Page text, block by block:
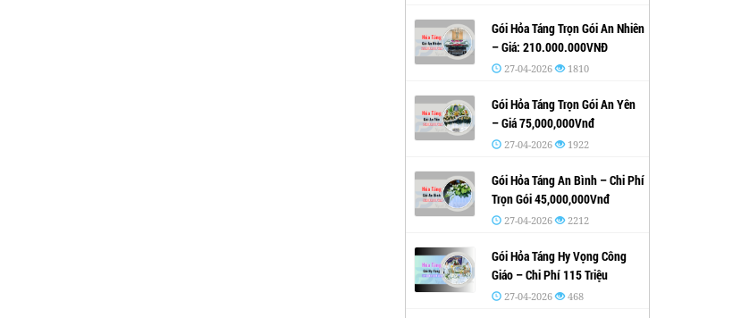
Gói Hỏa Táng Trọn Gói An Nhiên
– Giá: 210.000.000VNĐ
27-04-2026 1810
Gói Hỏa Táng Trọn Gói An Yên
– Giá 75,000,000Vnđ
27-04-2026 1922
Gói Hỏa Táng An Bình – Chi Phí
Trọn Gói 45,000,000Vnđ
27-04-2026 2212
Gói Hỏa Táng Hy Vọng Công
Giáo – Chi Phí 115 Triệu
27-04-2026 468